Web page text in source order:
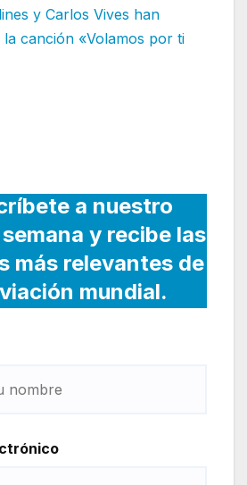
y Carlos Vives han
la canción «Volamos por ti
a nuestro
y recibe las
más relevantes de
mundial.